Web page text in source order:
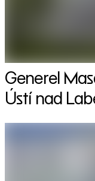
Generel
Ústí nad